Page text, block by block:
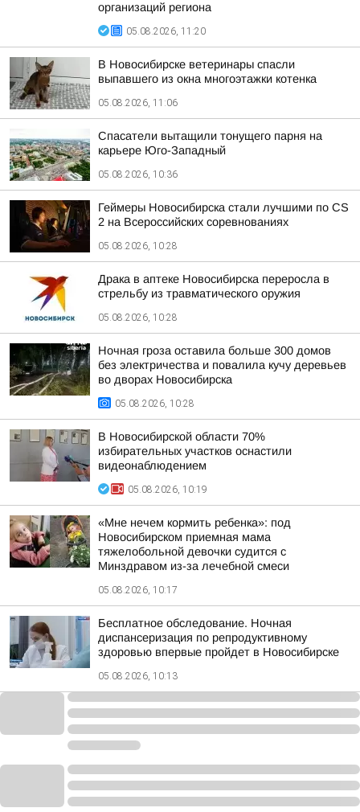
организаций региона
05.08.2026, 11:20
В Новосибирске ветеринары спасли
выпавшего из окна многоэтажки котенка
05.08.2026, 11:06
Спасатели вытащили тонущего парня на
карьере Юго-Западный
05.08.2026, 10:36
Геймеры Новосибирска стали лучшими по CS
2 на Всероссийских соревнованиях
05.08.2026, 10:28
Драка в аптеке Новосибирска переросла в
стрельбу из травматического оружия
05.08.2026, 10:28
Ночная гроза оставила больше 300 домов
без электричества и повалила кучу деревьев
во дворах Новосибирска
05.08.2026, 10:28
В Новосибирской области 70%
избирательных участков оснастили
видеонаблюдением
05.08.2026, 10:19
«Мне нечем кормить ребенка»: под
Новосибирском приемная мама
тяжелобольной девочки судится с
Минздравом из-за лечебной смеси
05.08.2026, 10:17
Бесплатное обследование. Ночная
диспансеризация по репродуктивному
здоровью впервые пройдет в Новосибирске
05.08.2026, 10:13